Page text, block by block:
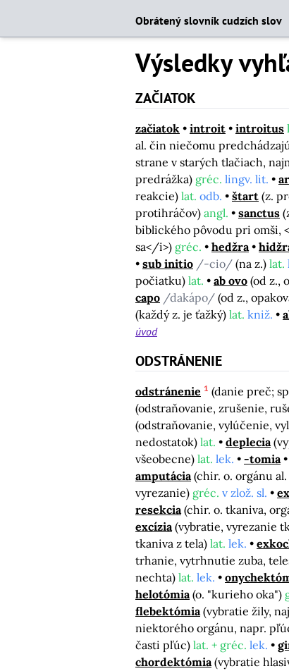
Obrátený slovník cudzích slov
Výsledky
ZAČIATOK
začiatok introit introitus
al. čin niečomu
strane v starých tlačiach,
predrážka) gréc. lingv. lit.
reakcie) lat. odb. štart (z.
protihráčov) angl. sanctus
biblického pôvodu pri omši,
sa</i>) gréc. hedžra
sub initio /-cio/ (na z.) lat.
počiatku) lat. ab ovo (od z.,
capo /dakápo/ (od z.,
(každý z. je ťažký) lat. kniž.
úvod
ODSTRÁNENIE
odstránenie 1 (danie preč;
(odstraňovanie, zrušenie,
(odstraňovanie, vylúčenie,
nedostatok) lat. deplecia
všeobecne) lat. lek. -tomia
amputácia (chir. o. orgánu
vyrezanie) gréc. v zlož. sl.
resekcia (chir. o. tkaniva,
excízia (vybratie, vyrezanie
tkaniva z tela) lat. lek.
trhanie, vytrhnutie zuba,
nechta) lat. lek.
helotómia (o. "kurieho oka")
flebektómia (vybratie žily,
niektorého orgánu, napr.
časti pľúc) lat. + gréc. lek.
chordektómia (vybratie